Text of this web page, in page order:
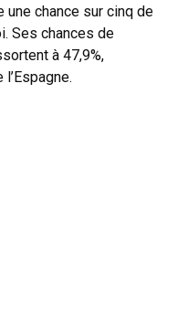
une chance sur cinq de
Ses chances de
à 47,9%,